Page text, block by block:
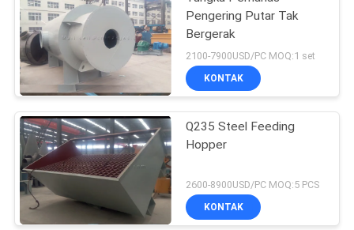
Pengering Putar Tak
Bergerak
2100-7900USD/PC MOQ:1 set
KONTAK
Q235 Steel Feeding
Hopper
2600-8900USD/PC MOQ:5 PCS
KONTAK